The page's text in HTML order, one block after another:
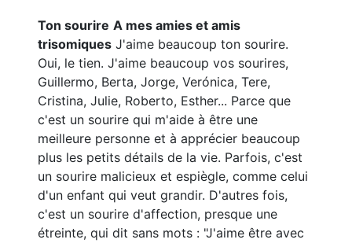
Ton sourire A mes amies et amis
trisomiques J'aime beaucoup ton sourire.
Oui, le tien. J'aime beaucoup vos sourires,
Guillermo, Berta, Jorge, Verónica, Tere,
Cristina, Julie, Roberto, Esther... Parce que
c'est un sourire qui m'aide à être une
meilleure personne et à apprécier beaucoup
plus les petits détails de la vie. Parfois, c'est
un sourire malicieux et espiègle, comme celui
d'un enfant qui veut grandir. D'autres fois,
c'est un sourire d'affection, presque une
étreinte, qui dit sans mots : "J'aime être avec